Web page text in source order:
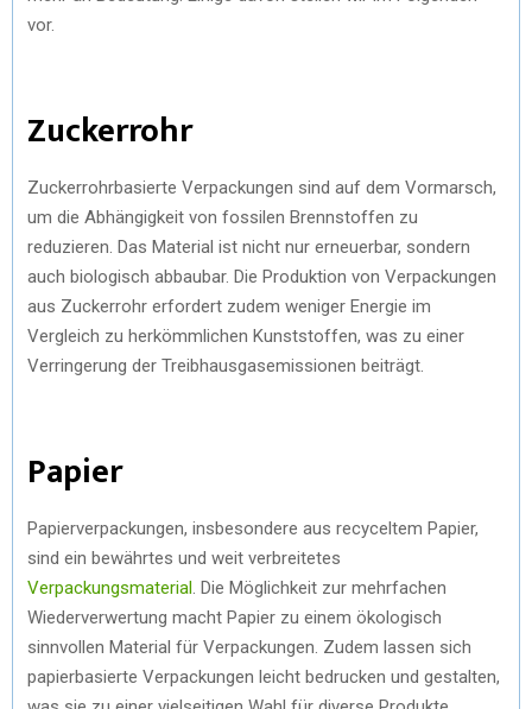
vor.
Zuckerrohr
Zuckerrohrbasierte Verpackungen sind auf dem Vormarsch,
um die Abhängigkeit von fossilen Brennstoffen zu
reduzieren. Das Material ist nicht nur erneuerbar, sondern
auch biologisch abbaubar. Die Produktion von Verpackungen
aus Zuckerrohr erfordert zudem weniger Energie im
Vergleich zu herkömmlichen Kunststoffen, was zu einer
Verringerung der Treibhausgasemissionen beiträgt.
Papier
Papierverpackungen, insbesondere aus recyceltem Papier,
sind ein bewährtes und weit verbreitetes
Verpackungsmaterial . Die Möglichkeit zur mehrfachen
Wiederverwertung macht Papier zu einem ökologisch
sinnvollen Material für Verpackungen. Zudem lassen sich
papierbasierte Verpackungen leicht bedrucken und gestalten,